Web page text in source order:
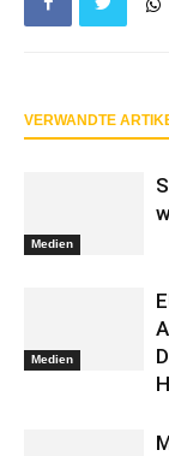
VERWANDTE
Medien
Medien